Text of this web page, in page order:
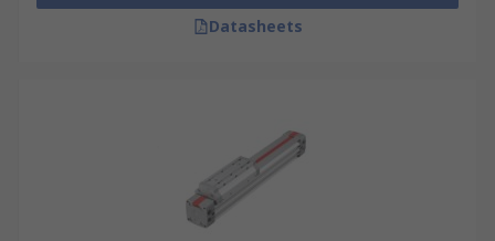
Datasheets